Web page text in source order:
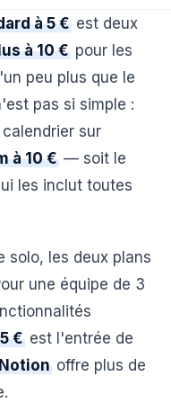
à 5 € est deux
à 10 € pour les
peu plus que le
pas si simple :
sur
à 10 € — soit le
les inclut toutes
solo, les deux plans
une équipe de 3
€ est l'entrée de
offre plus de